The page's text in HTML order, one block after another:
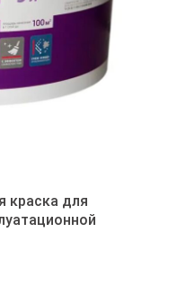
краска для